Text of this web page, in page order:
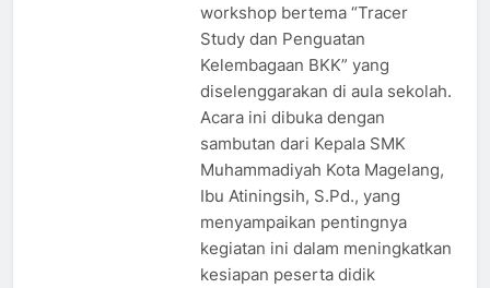
workshop bertema “Tracer
Study dan Penguatan
Kelembagaan BKK” yang
diselenggarakan di aula sekolah.
Acara ini dibuka dengan
sambutan dari Kepala SMK
Muhammadiyah Kota Magelang,
Ibu Atiningsih, S.Pd., yang
menyampaikan pentingnya
kegiatan ini dalam meningkatkan
kesiapan peserta didik